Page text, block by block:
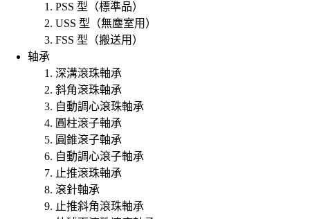
PSS 型（標準品）
USS 型（無塵室用）
FSS 型（搬送用）
轴承
深溝滾珠軸承
斜角滾珠軸承
自動調心滾珠軸承
圓柱滾子軸承
圓錐滾子軸承
自動調心滾子軸承
止推滾珠軸承
滾針軸承
止推斜角滾珠軸承